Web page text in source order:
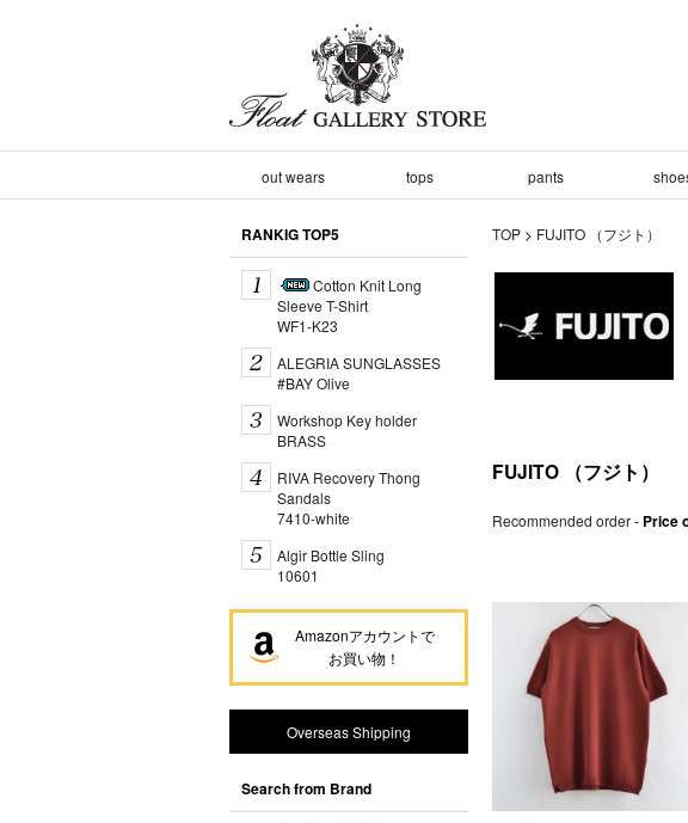
out wears tops pants
RANKIG TOP5
Cotton Knit Long
Sleeve T-Shirt
WF1-K23
ALEGRIA SUNGLASSES
#BAY Olive
Workshop Key holder
BRASS
RIVA Recovery Thong
Sandals
7410-white
Algir Bottle Sling
10601
Amazonアカウントで
お買い物！
Overseas Shipping
Search from Brand
TOP > FUJITO （フジト）
FUJITO （フジト）
Recommended order- Price